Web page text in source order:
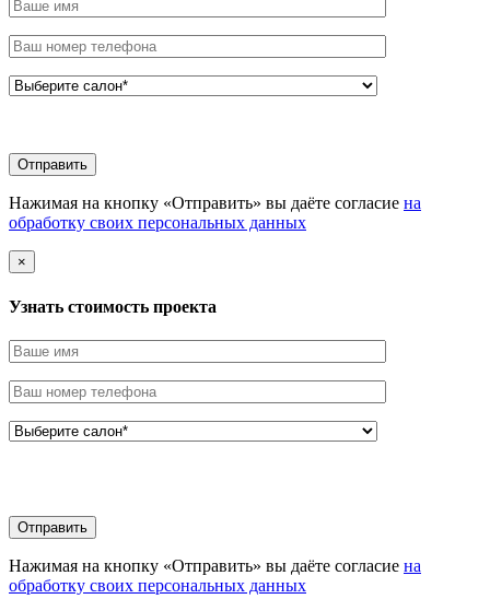
Нажимая на кнопку «Отправить» вы даёте согласие на
обработку своих персональных данных
×
Узнать стоимоcть проекта
Нажимая на кнопку «Отправить» вы даёте согласие на
обработку своих персональных данных